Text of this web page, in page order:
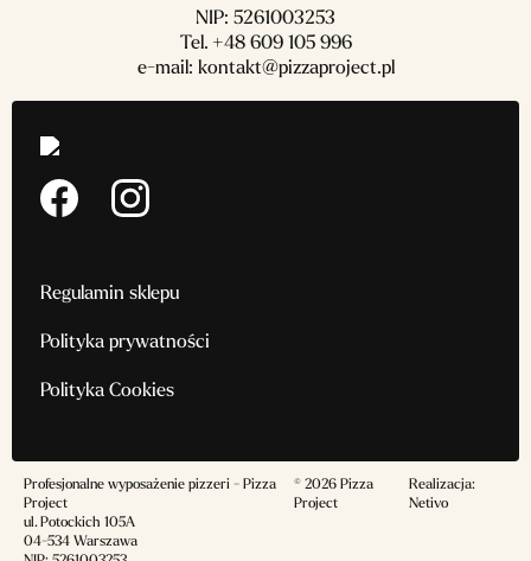
NIP: 5261003253
Tel. +48 609 105 996
e-mail: kontakt@pizzaproject.pl
Regulamin sklepu
Polityka prywatności
Polityka Cookies
Profesjonalne wyposażenie pizzeri - Pizza
Project
ul. Potockich 105A
04-534 Warszawa
© 2026 Pizza
Project
Realizacja:
Netivo